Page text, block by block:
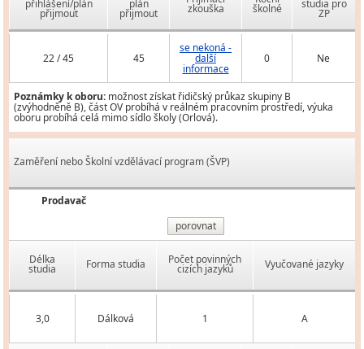
přihlášení/plán
přijmout
plán
přijmout zkouška školné studia pro
ZP
22 / 45 45
se nekoná -
další
informace
0 Ne
Poznámky k oboru: možnost získat řidičský průkaz skupiny B
(zvýhodněně B), část OV probíhá v reálném pracovním prostředí, výuka
oboru probíhá celá mimo sídlo školy (Orlová).
Zaměření nebo Školní vzdělávací program (ŠVP)
Prodavač
porovnat
Délka
studia Forma studia Počet povinných
cizích jazyků Vyučované jazyky
3,0 Dálková 1 A